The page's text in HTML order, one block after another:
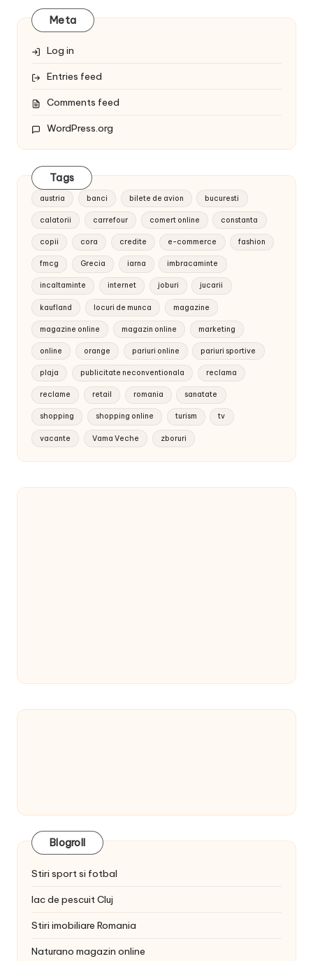
Meta
Log in
Entries feed
Comments feed
WordPress.org
Tags
austria banci bilete de avion bucuresti
calatorii carrefour comert online constanta
copii cora credite e-commerce fashion
fmcg Grecia iarna imbracaminte
incaltaminte internet joburi jucarii
kaufland locuri de munca magazine
magazine online magazin online marketing
online orange pariuri online pariuri sportive
plaja publicitate neconventionala reclama
reclame retail romania sanatate
shopping shopping online turism tv
vacante Vama Veche zboruri
Blogroll
Stiri sport si fotbal
lac de pescuit Cluj
Stiri imobiliare Romania
Naturano magazin online